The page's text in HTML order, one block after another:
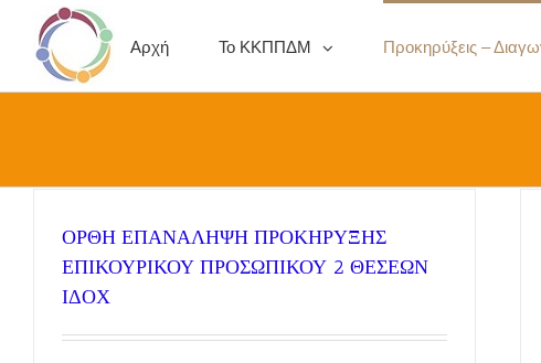
Αρχή Το ΚΚΠΠΔΜ Προκηρύξεις –
ΟΡΘΗ ΕΠΑΝΑΛΗΨΗ ΠΡΟΚΗΡΥΞΗΣ
ΕΠΙΚΟΥΡΙΚΟΥ ΠΡΟΣΩΠΙΚΟΥ 2 ΘΕΣΕΩΝ
ΙΔΟΧ